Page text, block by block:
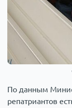
По данным
репатриантов